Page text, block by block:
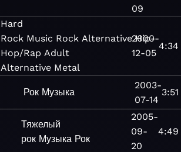
09
Hard
Rock Music Rock Alternative Hip-
Hop/Rap Adult
Alternative Metal
2000-
12-05
4:34
Рок Музыка
2003-
07-14
3:51
Тяжелый
рок Музыка Рок
2005-
09-
20
4:49